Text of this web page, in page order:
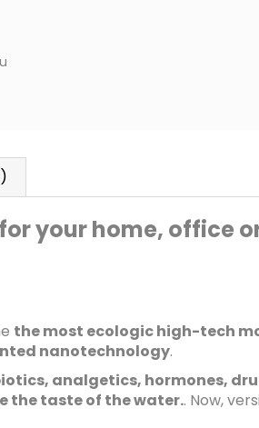
your home, office
the most ecologic high-tech
nanotechnology.
analgetics, hormones,
the taste of the water.. Now,